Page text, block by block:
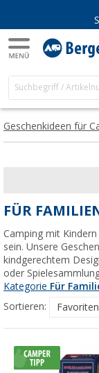
Geschenkideen für
FÜR
Camping mit
sein. Unsere
kindgerechtem
oder
Kategorie Für
Sortieren: